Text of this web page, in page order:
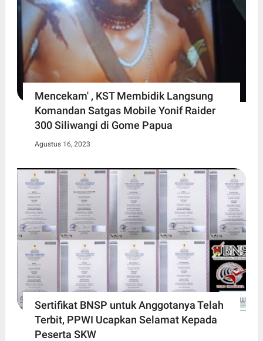
Mencekam' , KST Membidik Langsung
Komandan Satgas Mobile Yonif Raider
300 Siliwangi di Gome Papua
Agustus 16, 2023
Sertifikat BNSP untuk Anggotanya Telah
Terbit, PPWI Ucapkan Selamat Kepada
Peserta SKW